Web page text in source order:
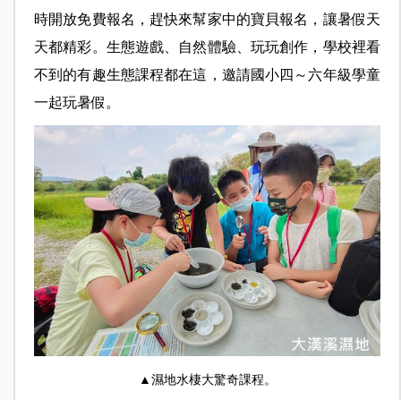
時開放免費報名，趕快來幫家中的寶貝報名，讓暑假天
天都精彩。生態遊戲、自然體驗、玩玩創作，學校裡看
不到的有趣生態課程都在這，邀請國小四～六年級學童
一起玩暑假。
▲濕地水棲大驚奇課程。